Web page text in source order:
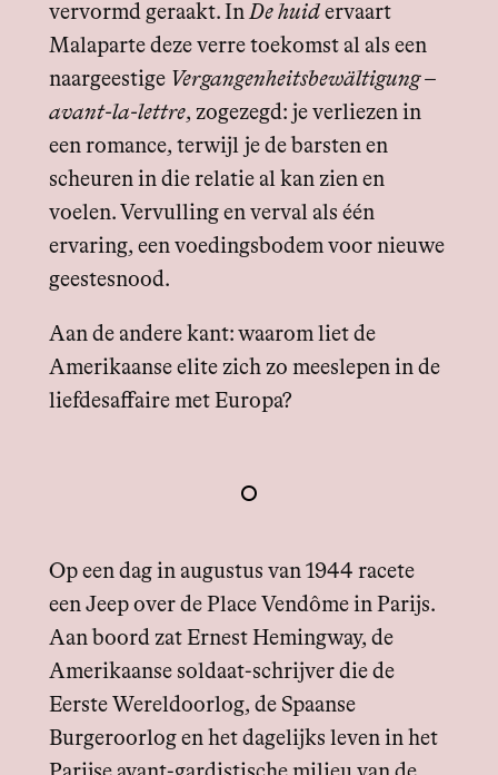
vervormd geraakt. In De huid ervaart
Malaparte deze verre toekomst al als een
naargeestige Vergangenheitsbewältigung –
avant-la-lettre, zogezegd: je verliezen in
een romance, terwijl je de barsten en
scheuren in die relatie al kan zien en
voelen. Vervulling en verval als één
ervaring, een voedingsbodem voor nieuwe
geestesnood.
Aan de andere kant: waarom liet de
Amerikaanse elite zich zo meeslepen in de
liefdesaffaire met Europa?
Op een dag in augustus van 1944 racete
een Jeep over de Place Vendôme in Parijs.
Aan boord zat Ernest Hemingway, de
Amerikaanse soldaat-schrijver die de
Eerste Wereldoorlog, de Spaanse
Burgeroorlog en het dagelijks leven in het